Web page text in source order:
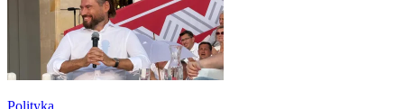
Polityka